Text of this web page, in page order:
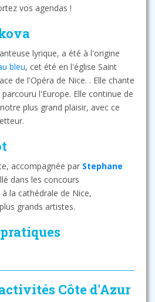
vos agendas !
lyrique, a été à l'origine
bleu, cet été en l'église Saint
de l'Opéra de Nice. . Elle chante
l'Europe. Elle continue de
plus grand plaisir, avec ce
accompagnée par Stephane
dans les concours
la cathédrale de Nice,
grands artistes.
Côte d'Azur